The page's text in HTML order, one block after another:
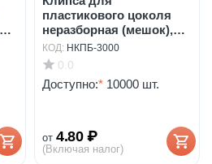
пластикового цоколя
неразборная (мешок),
белая...
КОД: НКПБ-3000
0.0
Доступно:* 10000 шт.
от 4.80 ₽
(Включая налог)